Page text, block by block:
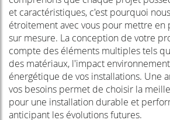
et caractéristiques, c'est pourquoi
étroitement avec vous pour mettre en
sur mesure. La conception de votre
compte des éléments multiples tels
des matériaux, l'impact
énergétique de vos installations. Une
vos besoins permet de choisir la
pour une installation durable et
anticipant les évolutions futures.